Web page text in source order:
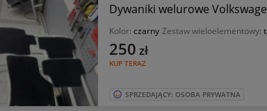
Dywaniki welurowe
Kolor: czarny Zestaw wieloelementowy:
KUP TERAZ
250 zł
SPRZEDAJĄCY: OSOBA PRYWATNA